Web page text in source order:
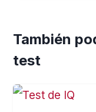
También
test